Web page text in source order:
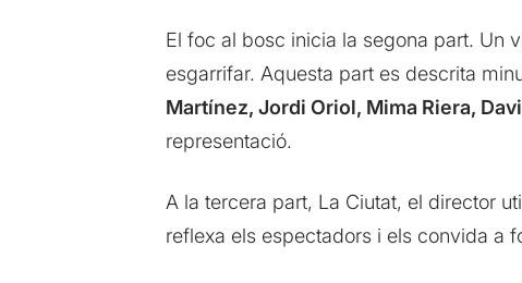
El foc al bosc inicia la segona part. Un
esgarrifar. Aquesta part es descrita
Martínez, Jordi Oriol, Mima Riera,
representació.
A la tercera part, La Ciutat, el director
reflexa els espectadors i els convida a